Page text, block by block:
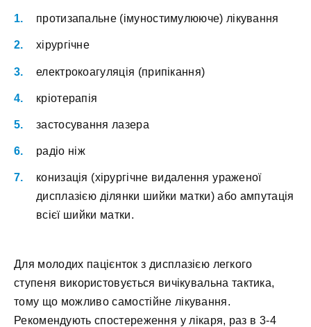
протизапальне (імуностимулююче) лікування
хірургічне
електрокоагуляція (припікання)
кріотерапія
застосування лазера
радіо ніж
конизація (хірургічне видалення ураженої
дисплазією ділянки шийки матки) або ампутація
всієї шийки матки.
Для молодих пацієнток з дисплазією легкого
ступеня використовується вичікувальна тактика,
тому що можливо самостійне лікування.
Рекомендують спостереження у лікаря, раз в 3-4